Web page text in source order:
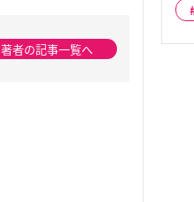
著者の記事一覧へ